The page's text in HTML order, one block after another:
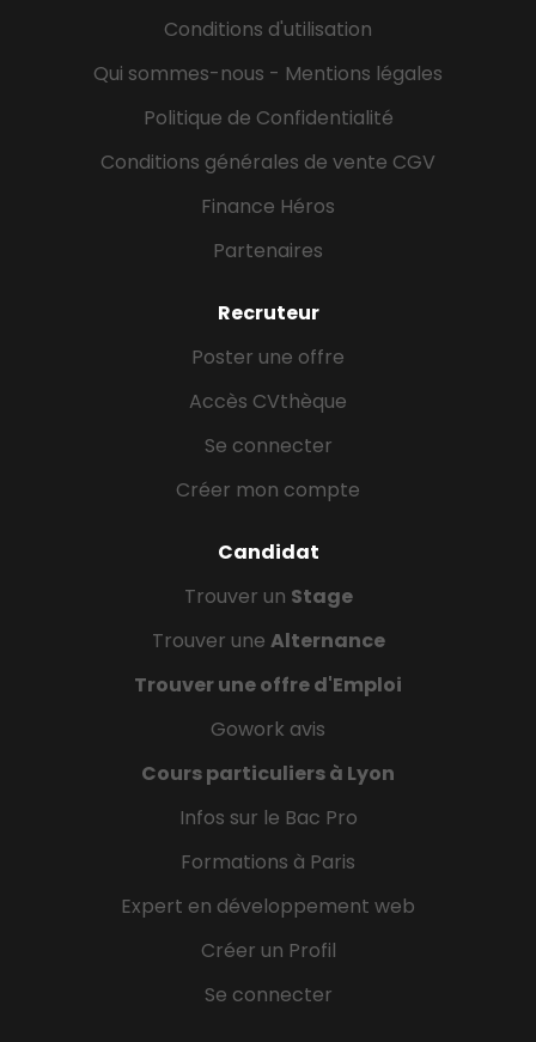
Conditions d'utilisation
Qui sommes-nous - Mentions légales
Politique de Confidentialité
Conditions générales de vente CGV
Finance Héros
Partenaires
Recruteur
Poster une offre
Accès CVthèque
Se connecter
Créer mon compte
Candidat
Trouver un Stage
Trouver une Alternance
Trouver une offre d'Emploi
Gowork avis
Cours particuliers à Lyon
Infos sur le Bac Pro
Formations à Paris
Expert en développement web
Créer un Profil
Se connecter